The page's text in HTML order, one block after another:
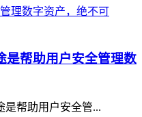
是帮助用户安全管理数
是帮助用户安全管...